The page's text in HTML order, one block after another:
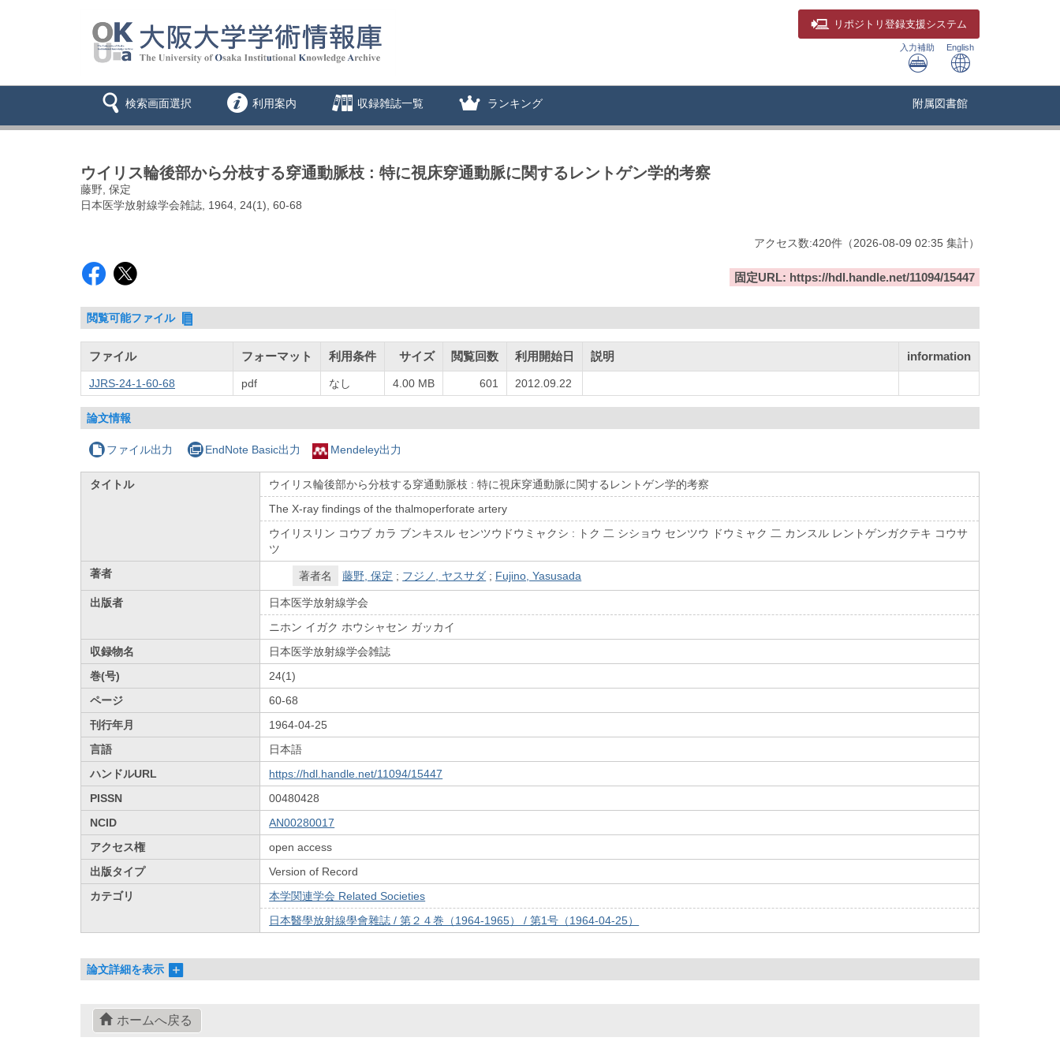
リポジトリ 登録支援システム
入力補助 English
検索画面選択 利用案内 収録雑誌一覧 ランキング 附属図書館
ウイリス輪後部から分枝する穿通動脈枝 : 特に視床穿通動脈に関するレントゲン学的考察
藤野, 保定
日本医学放射線学会雑誌, 1964, 24(1), 60-68
アクセス数:420件 （2026-08-09 02:35 集計）
固定URL: https://hdl.handle.net/11094/15447
閲覧可能ファイル
ファイル フォーマット 利用条件 サイズ 閲覧回数 利用開始日 説明 information
JJRS-24-1-60-68 pdf なし 4.00 MB 601 2012.09.22
論文情報
ファイル出力 EndNote Basic出力 Mendeley出力
タイトル
ウイリス輪後部から分枝する穿通動脈枝 : 特に視床穿通動脈に関するレントゲン学的考察
The X-ray findings of the thalmoperforate artery
ウイリスリン コウブ カラ ブンキスル センツウドウミャクシ : トク 二 シショウ センツウ ドウミャク 二 カンスル レントゲンガクテキ コウサ
ツ
著者
著者名 藤野, 保定 ; フジノ, ヤスサダ ; Fujino, Yasusada
出版者
日本医学放射線学会
ニホン イガク ホウシャセン ガッカイ
収録物名
日本医学放射線学会雑誌
巻(号)
24(1)
ページ
60-68
刊行年月
1964-04-25
言語
日本語
ハンドルURL
https://hdl.handle.net/11094/15447
PISSN
00480428
NCID
AN00280017
アクセス権
open access
出版タイプ
Version of Record
カテゴリ
本学関連学会 Related Societies
日本醫學放射線學會雜誌 / 第２４巻（1964-1965） / 第1号（1964-04-25）
論文詳細を表示
ホームへ戻る